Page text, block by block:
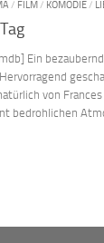
/ FILM/ KOMÖDIE/
Ein
von
bedrohlichen